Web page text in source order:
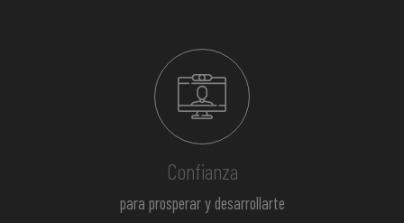
Confianza
para prosperar y desarrollarte